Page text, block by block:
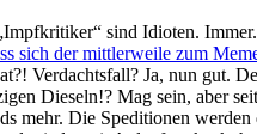
sind Idioten.
sich der mittlerweile zum
Verdachtsfall? Ja, nun gut.
Dieseln!? Mag sein, aber
mehr. Die Speditionen